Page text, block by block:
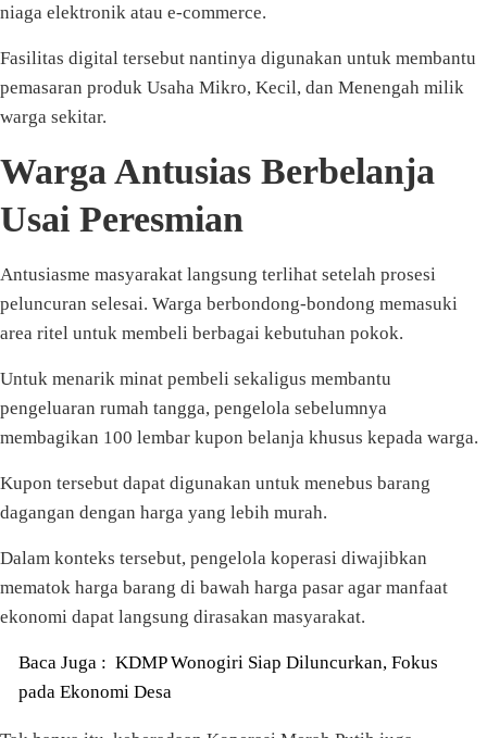
niaga elektronik atau e-commerce.
Fasilitas digital tersebut nantinya digunakan untuk membantu
pemasaran produk Usaha Mikro, Kecil, dan Menengah milik
warga sekitar.
Warga Antusias Berbelanja
Usai Peresmian
Antusiasme masyarakat langsung terlihat setelah prosesi
peluncuran selesai. Warga berbondong-bondong memasuki
area ritel untuk membeli berbagai kebutuhan pokok.
Untuk menarik minat pembeli sekaligus membantu
pengeluaran rumah tangga, pengelola sebelumnya
membagikan 100 lembar kupon belanja khusus kepada warga.
Kupon tersebut dapat digunakan untuk menebus barang
dagangan dengan harga yang lebih murah.
Dalam konteks tersebut, pengelola koperasi diwajibkan
mematok harga barang di bawah harga pasar agar manfaat
ekonomi dapat langsung dirasakan masyarakat.
Baca Juga : KDMP Wonogiri Siap Diluncurkan, Fokus
pada Ekonomi Desa